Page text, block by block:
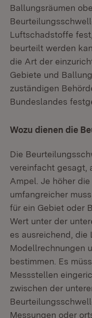
Ballungsräumen
Luftschadstoffe
beurteilt werden
die Art der
Gebiete und
zuständigen
Bundeslandes
Wozu dienen die
Die
vereinfacht gesagt,
Ampel. Je höher
umfangreicher
für ein Gebiet oder
Wert unter der
es ausreichend,
Modellrechnungen
bestimmen. Es
Messstellen
zwischen der
Messungen oder